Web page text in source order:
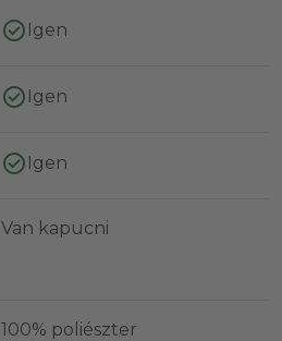
Igen
Igen
Igen
Van kapucni
100% poliészter